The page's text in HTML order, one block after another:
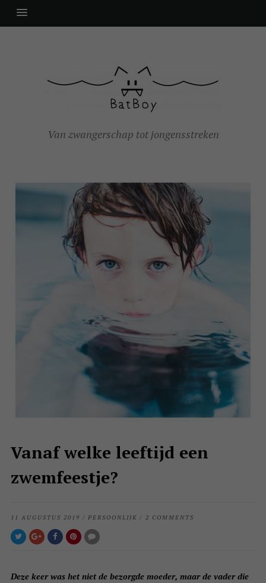
Van zwangerschap tot jongensstreken
Vanaf welke leeftijd een
zwemfeestje?
11 AUGUSTUS 2019 / PERSOONLIJK / 2 COMMENTS
Deze keer was het niet de bezorgde moeder, maar de vader die